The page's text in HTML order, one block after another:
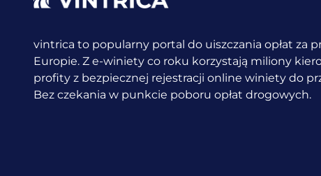
vintrica to popularny portal do uiszczania opłat za
Europie. Z e-winiety co roku korzystają miliony
profity z bezpiecznej rejestracji online winiety do
Bez czekania w punkcie poboru opłat drogowych.